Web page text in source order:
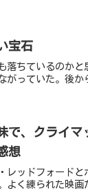
宝石
落ちているのか
がっていた。後か
で、クライ
想
レッドフォード
よく練られた映